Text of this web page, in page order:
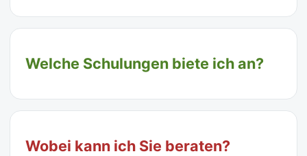
Welche Schulungen biete ich an?
Wobei kann ich Sie beraten?